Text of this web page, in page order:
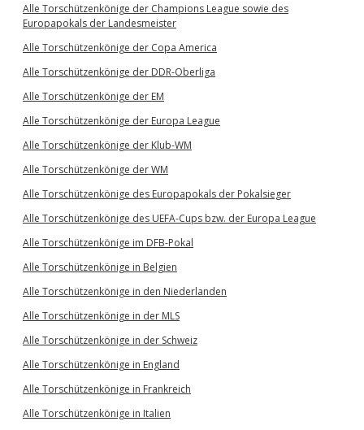
Alle Torschützenkönige der Champions League sowie des
Europapokals der Landesmeister
Alle Torschützenkönige der Copa America
Alle Torschützenkönige der DDR-Oberliga
Alle Torschützenkönige der EM
Alle Torschützenkönige der Europa League
Alle Torschützenkönige der Klub-WM
Alle Torschützenkönige der WM
Alle Torschützenkönige des Europapokals der Pokalsieger
Alle Torschützenkönige des UEFA-Cups bzw. der Europa League
Alle Torschützenkönige im DFB-Pokal
Alle Torschützenkönige in Belgien
Alle Torschützenkönige in den Niederlanden
Alle Torschützenkönige in der MLS
Alle Torschützenkönige in der Schweiz
Alle Torschützenkönige in England
Alle Torschützenkönige in Frankreich
Alle Torschützenkönige in Italien